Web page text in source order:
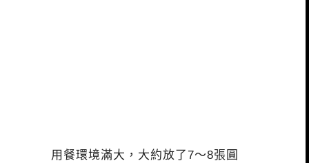
用餐環境滿大，大約放了7～8張圓